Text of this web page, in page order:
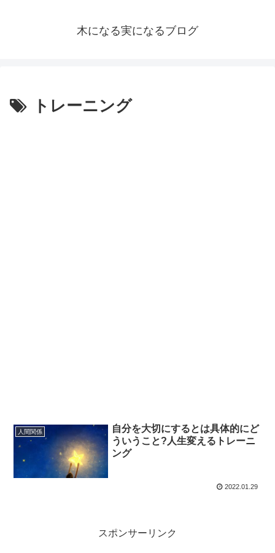
木になる実になるブログ
トレーニング
人間関係
自分を大切にするとは具体的にど
ういうこと?人生変えるトレーニ
ング
2022.01.29
スポンサーリンク